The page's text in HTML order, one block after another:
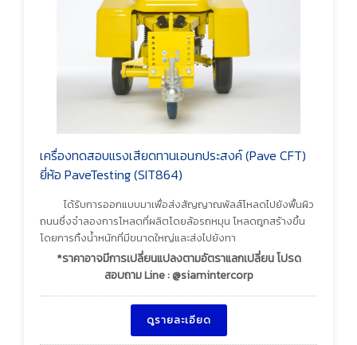
เครื่องทดสอบแรงเสียดทานเอนกประสงค์ (Pave CFT)
ยี่ห้อ PaveTesting (SIT864)
ได้รับการออกแบบมาเพื่อส่งสัญญาณพัลส์โหลดไปยังพื้นผิว
ถนนซึ่งจำลองการโหลดที่ผลิตโดยล้อรถหมุน โหลดถูกสร้างขึ้น
โดยการทิ้งน้ำหนักที่มีขนาดใหญ่และส่งไปยังทา
*ราคาอาจมีการเปลี่ยนแปลงตามอัตราแลกเปลี่ยน โปรด
สอบถาม Line : @siamintercorp
ดูรายละเอียด